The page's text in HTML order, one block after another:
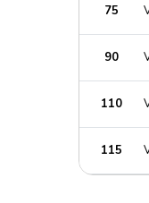
75
90
110
115